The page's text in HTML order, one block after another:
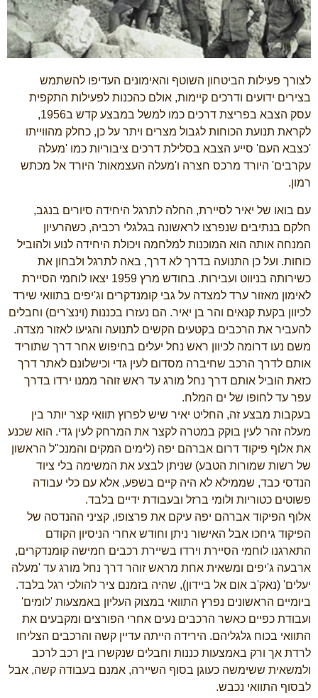
לצורך פעילות הביטחון השוטף והאימונים העדיפו להשתמש
בצירים ידועים ודרכים קיימות, אולם כהכנות לפעילות התקפית
עסק הצבא בפריצת דרכים כמו למשל במבצע קדש ב1956,
לקראת תנועת הכוחות לגבול מצרים ויתר על כן, כחלק מהווייתו
'כצבא העם' סייע הצבא בסלילת דרכים ציבוריות כמו 'מעלה
עקרבים' היורד מרכס חצרה ו'מעלה העצמאות' היורד אל מכתש
רמון.
עם בואו של יאיר לסיירת, החלה לתרגל היחידה סיורים בנגב,
חלקם בנתיבים שנפרצו לראשונה בגלגלי רכביה, כשהרעיון
המנחה אותה הוא המוכנות למלחמה ויכולת היחידה לנוע ולהוביל
כוחות. ועל כן התנועה בדרך לא דרך, באה לתרגל ולבחון את
כשירותה בניווט ועבירות. בחודש מרץ 1959 יצאו לוחמי הסיירת
לאימון מאזור ערד למצדה על גבי קומנדקרים וג'יפים בתוואי שירד
לכיוון בקעת קנאים והר בן יאיר. הם נעזרו בכננות (וינצ'רים) וחבלים
להעביר את הרכבים בקטעים הקשים לתנועה והגיעו לאזור מצדה.
משם נעו דרומה לכיוון ראש נחל יעלים בחיפוש אחר דרך שתוריד
אותם לדרך הרכב שחיברה מסדום לעין גדי וכישלונם לאתר דרך
כזאת הוביל אותם דרך נחל מורג עד ראש זוהר ממנו ירדו בדרך
עפר עד לחופו של ים המלח.
בעקבות מבצע זה, החליט יאיר שיש לפרוץ תוואי קצר יותר בין
מעלה זהר לעין בוקק במטרה לקצר את המרחק לעין גדי. הוא שכנע
את אלוף פיקוד דרום אברהם יפה (לימים המקים והמנכ"ל הראשון
של רשות שמורות הטבע) שניתן לבצע את המשימה בלי ציוד
הנדסי כבד, שממילא לא היה קיים בשפע, אלא עם כלי עבודה
פשוטים כטוריות ולומי ברזל ובעבודת ידיים בלבד.
אלוף הפיקוד אברהם יפה עיקם את פרצופו, קציני ההנדסה של
הפיקוד גיחכו אבל האישור ניתן וחודש אחרי הניסיון הקודם
התארגנו לוחמי הסיירת וירדו בשיירת רכבים חמישה קומנדקרים,
ארבעה ג'יפים ומשאית אחת מראש זוהר דרך נחל מורג עד 'מעלה
יעלים' (נאק'ב אום אל ביידון), שהיה בזמנם ציר להולכי רגל בלבד.
ביומיים הראשונים נפרץ התוואי במצוק העליון באמצעות 'לומים'
ועבודת כפיים כאשר הרכבים נעים אחרי הפורצים ומקבעים את
התוואי בכוח גלגליהם. הירידה הייתה עדיין קשה והרכבים הצליחו
לרדת אך ורק באמצעות כננות וחבלים שנקשרו בין רכב לרכב
ולמשאית ששימשה כעוגן בסוף השיירה, אמנם בעבודה קשה, אבל
לבסוף התוואי נכבש.